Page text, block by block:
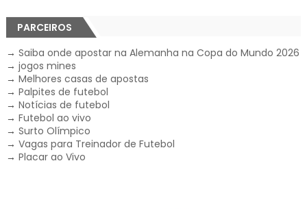
PARCEIROS
→ Saiba onde apostar na Alemanha na Copa do Mundo 2026
→ jogos mines
→ Melhores casas de apostas
→ Palpites de futebol
→ Notícias de futebol
→ Futebol ao vivo
→ Surto Olímpico
→ Vagas para Treinador de Futebol
→ Placar ao Vivo